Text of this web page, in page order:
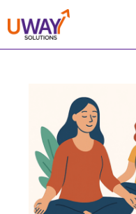
content